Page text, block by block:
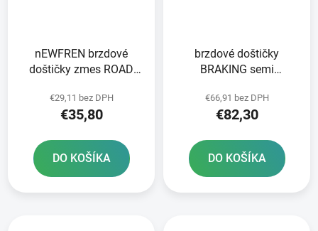
nEWFREN brzdové
doštičky zmes ROAD
ks v balení
€29,11 bez DPH
€35,80
DO KOŠÍKA
brzdové doštičky
BRAKING semi
ks v balení
€66,91 bez DPH
€82,30
DO KOŠÍKA